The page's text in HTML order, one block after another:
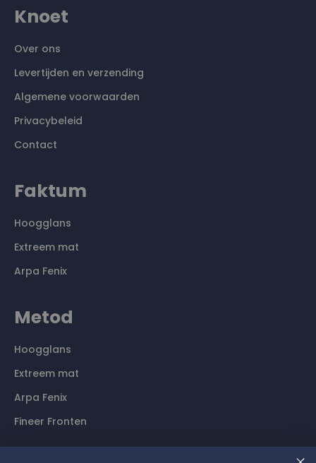
Knoet
Over ons
Levertijden en verzending
Algemene voorwaarden
Privacybeleid
Contact
Faktum
Hoogglans
Extreem mat
Arpa Fenix
Metod
Hoogglans
Extreem mat
Arpa Fenix
Fineer Fronten